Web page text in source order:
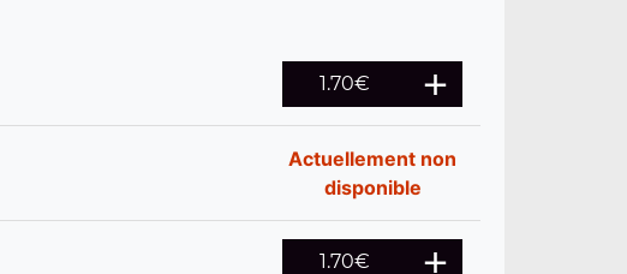
1.70€
Actuellement non
disponible
1.70€